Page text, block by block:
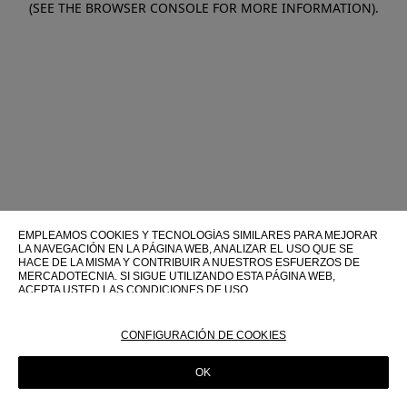
(SEE THE BROWSER CONSOLE FOR MORE INFORMATION).
EMPLEAMOS COOKIES Y TECNOLOGÍAS SIMILARES PARA MEJORAR
LA NAVEGACIÓN EN LA PÁGINA WEB, ANALIZAR EL USO QUE SE
HACE DE LA MISMA Y CONTRIBUIR A NUESTROS ESFUERZOS DE
MERCADOTECNIA. SI SIGUE UTILIZANDO ESTA PÁGINA WEB,
ACEPTA USTED LAS CONDICIONES DE USO.
SOBRE SU USO EN ESTA PÁGINA WEB, CONSULTE NUESTRA
POLÍTICA DE COOKIES
CONFIGURACIÓN DE COOKIES
OK